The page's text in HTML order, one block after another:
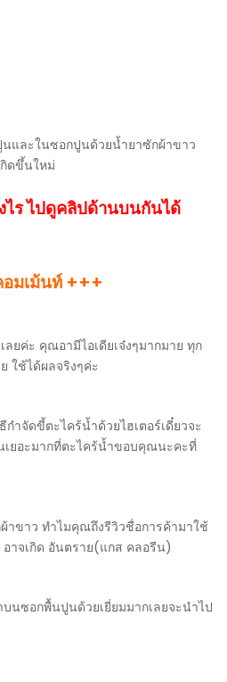
และในซอกปูนด้วยน้ำยาซักผ้าขาว
ดขึ้นใหม่
ไร ไปดูคลิปด้านบนกันได้
มเม้นท์ +++
ยค่ะ คุณอามีไอเดียเจ๋งๆมากมาย ทุก
ใช้ได้ผลจริงๆค่ะ
ำจัดขี้ตะไคร้น้ำด้วยไฮเตอร์เดี๋ยวจะ
เยอะมากที่ตะไคร้น้ำขอบคุณนะคะที่
าขาว ทำไมคุณถึงรีวิวชื่อการค้ามาใช้
าจเกิด อันตราย(แกส คลอรีน)
นซอกพื้นปูนด้วยเยี่ยมมากเลยจะนำไป